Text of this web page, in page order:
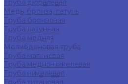
Труба дюралевая
Медь, бронза, латунь
Труба бронзовая
Труба латунная
Труба медная
Молибденовая труба
Труба магниевая
Труба медно-никелевая
Труба никелевая
Труба титановая